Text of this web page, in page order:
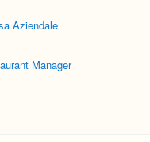
Aziendale
Manager